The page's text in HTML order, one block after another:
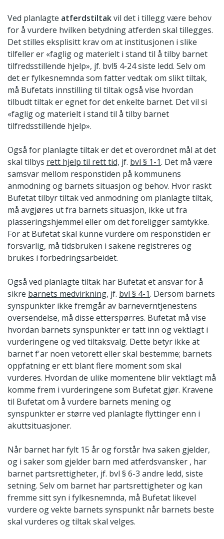
Ved planlagte atferdstiltakvil det i tillegg være behov
for å vurdere hvilken betydning atferden skal tillegges.
Det stilles eksplisitt krav om at institusjonen i slike
tilfeller er «faglig og materielt i stand til å tilby barnet
tilfredsstillende hjelp», jf. bvl§ 4-24 siste ledd. Selv om
det er fylkesnemnda som fatter vedtak om slikt tiltak,
må Bufetats innstilling til tiltak også vise hvordan
tilbudt tiltak er egnet for det enkelte barnet. Det vil si
«faglig og materielt i stand til å tilby barnet
tilfredsstillende hjelp».
Også for planlagte tiltak er det et overordnet mål at det
skal tilbys rett hjelp til rett tid, jf. bvl § 1-1. Det må være
samsvar mellom responstiden på kommunens
anmodning og barnets situasjon og behov. Hvor raskt
Bufetat tilbyr tiltak ved anmodning om planlagte tiltak,
må avgjøres ut fra barnets situasjon, ikke ut fra
plasseringshjemmel eller om det foreligger samtykke.
For at Bufetat skal kunne vurdere om responstiden er
forsvarlig, må tidsbruken i sakene registreres og
brukes i forbedringsarbeidet.
Også ved planlagte tiltak har Bufetat et ansvar for å
sikre barnets medvirkning, jf. bvl § 4-1. Dersom barnets
synspunkter ikke fremgår av barneverntjenestens
oversendelse, må disse etterspørres. Bufetat må vise
hvordan barnets synspunkter er tatt inn og vektlagt i
vurderingene og ved tiltaksvalg. Dette betyr ikke at
barnet f'ar noen vetorett eller skal bestemme; barnets
oppfatning er ett blant flere moment som skal
vurderes. Hvordan de ulike momentene blir vektlagt må
komme frem i vurderingene som Bufetat gjør. Kravene
til Bufetat om å vurdere barnets mening og
synspunkter er større ved planlagte flyttinger enn i
akuttsituasjoner.
Når barnet har fylt 15 år og forstår hva saken gjelder,
og i saker som gjelder barn med atferdsvansker , har
barnet partsrettigheter, jf. bvl § 6-3 andre ledd, siste
setning. Selv om barnet har partsrettigheter og kan
fremme sitt syn i fylkesnemnda, må Bufetat likevel
vurdere og vekte barnets synspunkt når barnets beste
skal vurderes og tiltak skal velges.